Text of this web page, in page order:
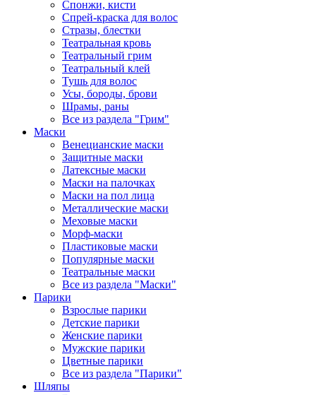
Спонжи, кисти
Спрей-краска для волос
Стразы, блестки
Театральная кровь
Театральный грим
Театральный клей
Тушь для волос
Усы, бороды, брови
Шрамы, раны
Все из раздела "Грим"
Маски
Венецианские маски
Защитные маски
Латексные маски
Маски на палочках
Маски на пол лица
Металлические маски
Меховые маски
Морф-маски
Пластиковые маски
Популярные маски
Театральные маски
Все из раздела "Маски"
Парики
Взрослые парики
Детские парики
Женские парики
Мужские парики
Цветные парики
Все из раздела "Парики"
Шляпы